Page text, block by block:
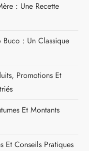
: Une Recette
Buco : Un Classique
Promotions Et
Et Montants
Et Conseils Pratiques